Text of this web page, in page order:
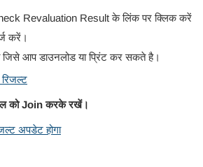
Revaluation Result के लिंक पर क्लिक करें
करें।
आप डाउनलोड या प्रिंट कर सकते है।
को Join करके रखें।
अपडेट होगा